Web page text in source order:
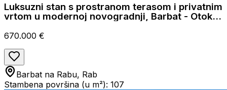
Luksuzni stan s prostranom terasom i privatnim
vrtom u modernoj novogradnji, Barbat - Otok
670.000 €
Barbat na Rabu, Rab
Stambena površina (u m²): 107